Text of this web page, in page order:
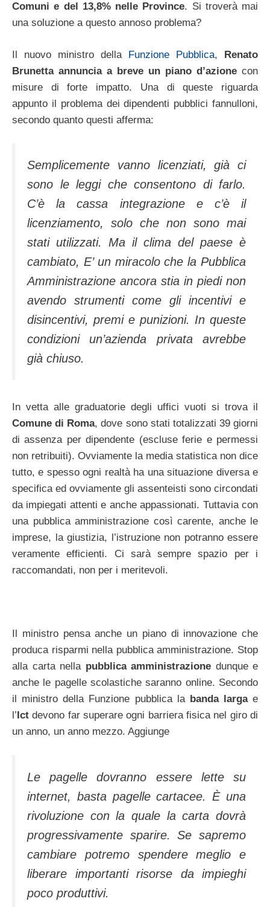
Comuni e del 13,8% nelle Province. Si troverà mai
una soluzione a questo annoso problema?
Il nuovo ministro della Funzione Pubblica, Renato
Brunetta annuncia a breve un piano d’azione con
misure di forte impatto. Una di queste riguarda
appunto il problema dei dipendenti pubblici fannulloni,
secondo quanto questi afferma:
Semplicemente vanno licenziati, già ci
sono le leggi che consentono di farlo.
C’è la cassa integrazione e c’è il
licenziamento, solo che non sono mai
stati utilizzati. Ma il clima del paese è
cambiato, E’ un miracolo che la Pubblica
Amministrazione ancora stia in piedi non
avendo strumenti come gli incentivi e
disincentivi, premi e punizioni. In queste
condizioni un’azienda privata avrebbe
già chiuso.
In vetta alle graduatorie degli uffici vuoti si trova il
Comune di Roma, dove sono stati totalizzati 39 giorni
di assenza per dipendente (escluse ferie e permessi
non retribuiti). Ovviamente la media statistica non dice
tutto, e spesso ogni realtà ha una situazione diversa e
specifica ed ovviamente gli assenteisti sono circondati
da impiegati attenti e anche appassionati. Tuttavia con
una pubblica amministrazione così carente, anche le
imprese, la giustizia, l’istruzione non potranno essere
veramente efficienti. Ci sarà sempre spazio per i
raccomandati, non per i meritevoli.
Il ministro pensa anche un piano di innovazione che
produca risparmi nella pubblica amministrazione. Stop
alla carta nellapubblica amministrazione dunque e
anche le pagelle scolastiche saranno online. Secondo
il ministro della Funzione pubblica labanda largae
l’Ictdevono far superare ogni barriera fisica nel giro di
un anno, un anno mezzo. Aggiunge
Le pagelle dovranno essere lette su
internet, basta pagelle cartacee. È una
rivoluzione con la quale la carta dovrà
progressivamente sparire. Se sapremo
cambiare potremo spendere meglio e
liberare importanti risorse da impieghi
poco produttivi.